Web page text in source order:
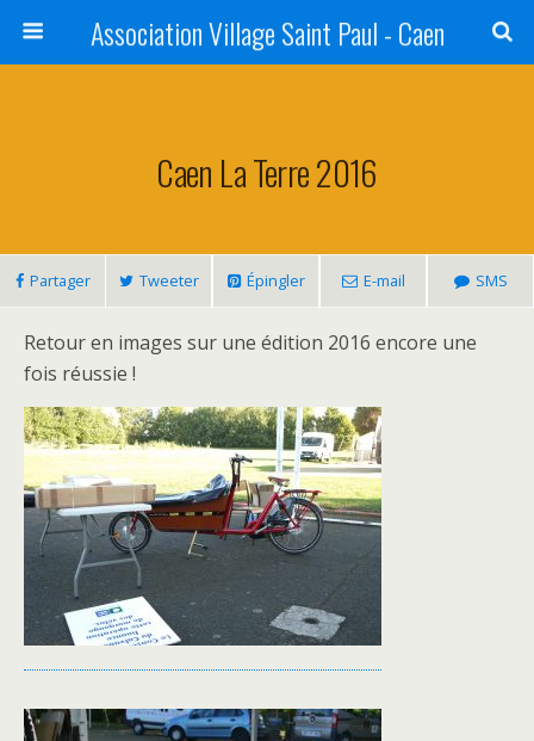
Association Village Saint Paul - Caen
Caen La Terre 2016
Partager Tweeter Épingler E-mail SMS
Retour en images sur une édition 2016 encore une
fois réussie !